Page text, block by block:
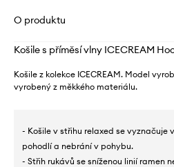
O produktu
Košile s příměsí vlny ICECREAM
Košile z kolekce ICECREAM. Model
vyrobený z měkkého materiálu.
- Košile v střihu relaxed se vyznačuje
pohodlí a nebrání v pohybu.
- Střih rukávů se sníženou linií ramen